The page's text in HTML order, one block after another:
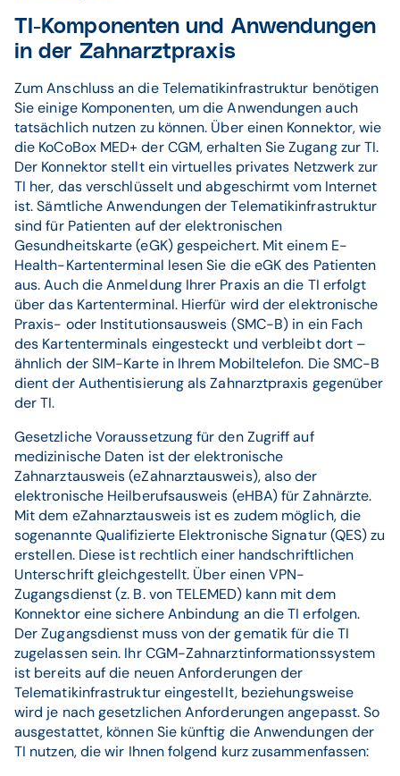
TI-Komponenten und Anwendungen
in der Zahnarztpraxis
Zum Anschluss an die Telematikinfrastruktur benötigen
Sie einige Komponenten, um die Anwendungen auch
tatsächlich nutzen zu können. Über einen Konnektor, wie
die KoCoBox MED+ der CGM, erhalten Sie Zugang zur TI.
Der Konnektor stellt ein virtuelles privates Netzwerk zur
TI her, das verschlüsselt und abgeschirmt vom Internet
ist. Sämtliche Anwendungen der Telematikinfrastruktur
sind für Patienten auf der elektronischen
Gesundheitskarte (eGK) gespeichert. Mit einem E-
Health-Kartenterminal lesen Sie die eGK des Patienten
aus. Auch die Anmeldung Ihrer Praxis an die TI erfolgt
über das Kartenterminal. Hierfür wird der elektronische
Praxis- oder Institutionsausweis (SMC-B) in ein Fach
des Kartenterminals eingesteckt und verbleibt dort –
ähnlich der SIM-Karte in Ihrem Mobiltelefon. Die SMC-B
dient der Authentisierung als Zahnarztpraxis gegenüber
der TI.
Gesetzliche Voraussetzung für den Zugriff auf
medizinische Daten ist der elektronische
Zahnarztausweis (eZahnarztausweis), also der
elektronische Heilberufsausweis (eHBA) für Zahnärzte.
Mit dem eZahnarztausweis ist es zudem möglich, die
sogenannte Qualifizierte Elektronische Signatur (QES) zu
erstellen. Diese ist rechtlich einer handschriftlichen
Unterschrift gleichgestellt. Über einen VPN-
Zugangsdienst (z. B. von TELEMED) kann mit dem
Konnektor eine sichere Anbindung an die TI erfolgen.
Der Zugangsdienst muss von der gematik für die TI
zugelassen sein. Ihr CGM-Zahnarztinformationssystem
ist bereits auf die neuen Anforderungen der
Telematikinfrastruktur eingestellt, beziehungsweise
wird je nach gesetzlichen Anforderungen angepasst. So
ausgestattet, können Sie künftig die Anwendungen der
TI nutzen, die wir Ihnen folgend kurz zusammenfassen: